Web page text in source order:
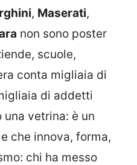
, Maserati,
non sono poster
scuole,
conta migliaia di
di addetti
vetrina: è un
che innova, forma,
chi ha messo